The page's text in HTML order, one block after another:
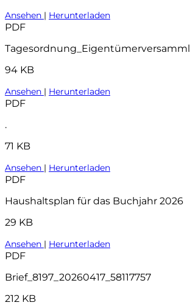
Ansehen | Herunterladen
PDF
94 KB
Ansehen | Herunterladen
PDF
.
71 KB
Ansehen | Herunterladen
PDF
Haushaltsplan für das Buchjahr 2026
29 KB
Ansehen | Herunterladen
PDF
Brief_8197_20260417_58117757
212 KB